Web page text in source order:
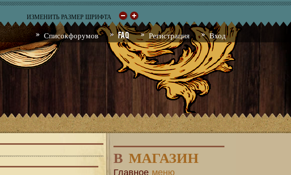
ИЗМЕНИТЬ РАЗМЕР ШРИФТА
Список форумов FAQ Регистрация Вход
В МАГАЗИН
Главное меню